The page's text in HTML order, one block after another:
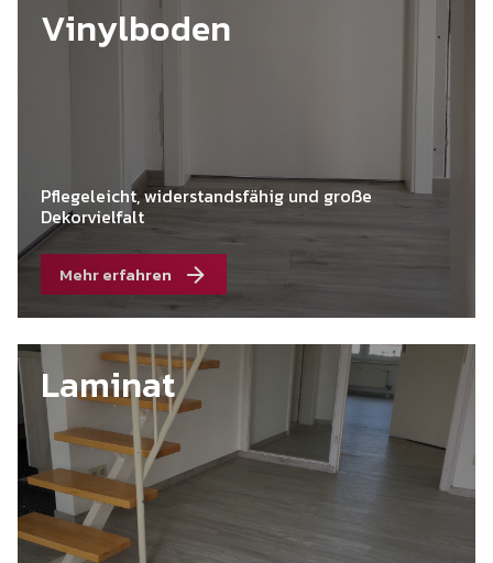
Vinylboden
Pflegeleicht, widerstandsfähig und große
Dekorvielfalt
Mehr erfahren
Laminat